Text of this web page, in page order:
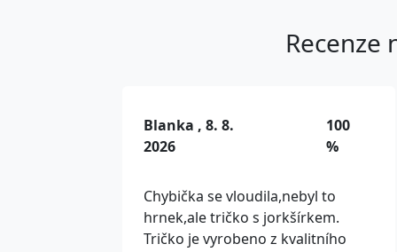
Recenze
Blanka , 8. 8.
2026
100
%
Chybička se vloudila,nebyl to
hrnek,ale tričko s jorkšírkem.
Tričko je vyrobeno z kvalitního